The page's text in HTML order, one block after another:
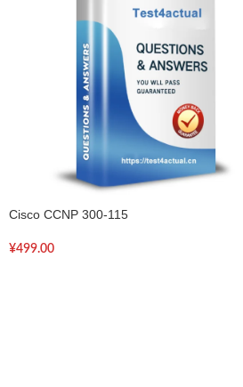
Cisco CCNP 300-115
¥499.00